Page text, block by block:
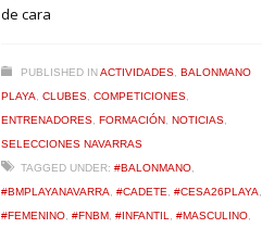
de cara
PUBLISHED INACTIVIDADES BALONMANO
PLAYA
CLUBES COMPETICIONES
ENTRENADORES FORMACIÓN NOTICIAS
SELECCIONES NAVARRAS
TAGGED UNDER: #BALONMANO
#BMPLAYANAVARRA
#CADETE #CESA26PLAYA
#FEMENINO #FNBM #INFANTIL #MASCULINO